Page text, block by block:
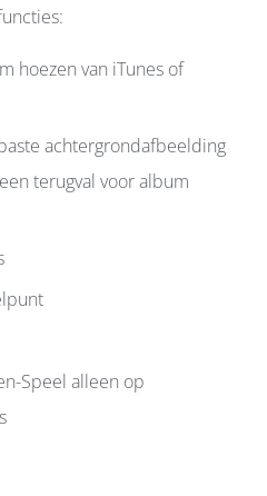
hoezen van iTunes of
achtergrondafbeelding
terugval voor album
Speel alleen op